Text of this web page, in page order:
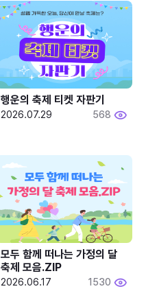
행운의 축제 티켓 자판기
2026.07.29 568
모두 함께 떠나는 가정의 달
축제 모음.ZIP
2026.06.17 1530